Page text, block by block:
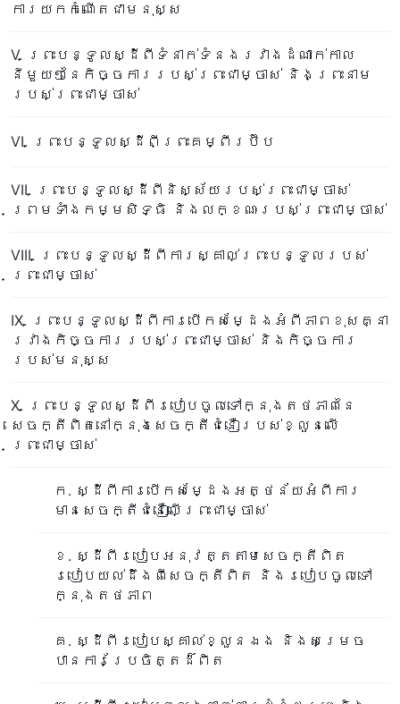
ការយកកំណើតជាមនុស្ស
V. ព្រះបន្ទូលស្ដីពីទំនាក់ទំនងរវាងដំណាក់កាល
នីមួយៗនៃកិច្ចការរបស់ព្រះជាម្ចាស់ និងព្រះនាម
របស់ព្រះជាម្ចាស់
VI. ព្រះបន្ទូលស្ដីពីព្រះគម្ពីរប៊ីប
VII. ព្រះបន្ទូលស្ដីពីនិស្ស័យរបស់ព្រះជាម្ចាស់
ព្រមទាំងកម្មសិទ្ធិ និងលក្ខណៈរបស់ព្រះជាម្ចាស់
VIII. ព្រះបន្ទូលស្ដីពីការស្គាល់ព្រះបន្ទូលរបស់
ព្រះជាម្ចាស់
IX. ព្រះបន្ទូលស្ដីពីការបើកសម្ដែងអំពីភាពខុសគ្នា
រវាងកិច្ចការរបស់ព្រះជាម្ចាស់ និងកិច្ចការ
របស់មនុស្ស
X. ព្រះបន្ទូលស្ដីពីរបៀបចូលទៅក្នុងតថភាពនៃ
សេចក្តីពិតនៅក្នុងសេចក្តីជំនឿរបស់ខ្លួនលើ
ព្រះជាម្ចាស់
ក. ស្ដីពីការបើកសម្ដែងអត្ថន័យអំពីការ
មានសេចក្តីជំនឿលើព្រះជាម្ចាស់
ខ. ស្ដីពីរបៀបអនុវត្តតាមសេចក្តីពិត
របៀបយល់ដឹងពីសេចក្តីពិត និងរបៀបចូលទៅ
ក្នុងតថភាព
គ. ស្ដីពីរបៀបស្គាល់ខ្លួនឯង និងសម្រេច
បានការប្រែចិត្តដ៏ពិត